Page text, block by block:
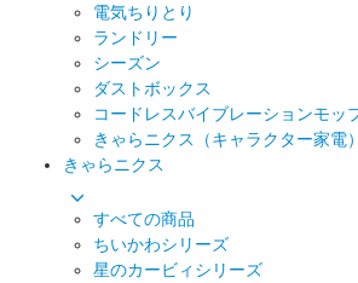
電気ちりとり
ランドリー
シーズン
ダストボックス
コードレスバイブレーションモッ
きゃらニクス（キャラクター家電）
きゃらニクス
すべての商品
ちいかわシリーズ
星のカービィシリーズ